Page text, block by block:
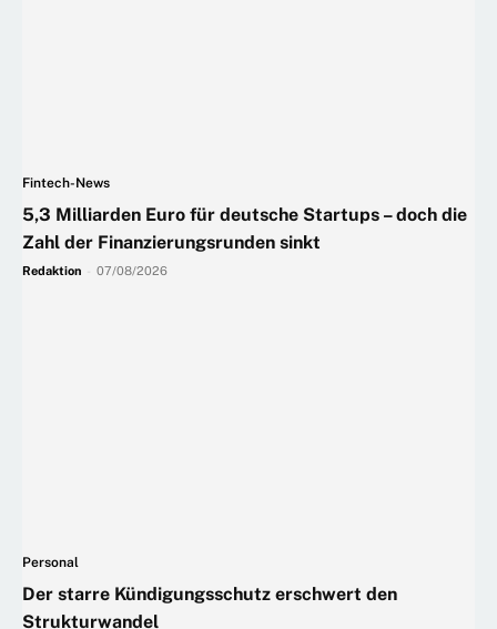
Fintech-News
5,3 Milliarden Euro für deutsche Startups – doch die
Zahl der Finanzierungsrunden sinkt
Redaktion 07/08/2026
Personal
Der starre Kündigungsschutz erschwert den
Strukturwandel